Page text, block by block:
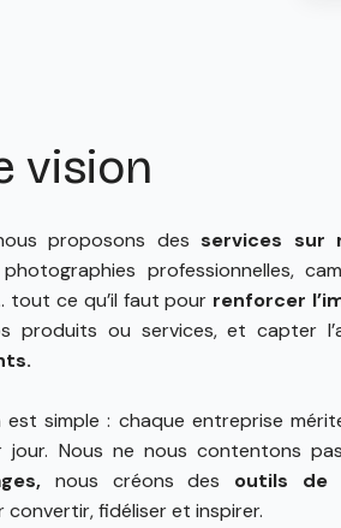
vision
proposons des services sur
photographies professionnelles,
tout ce qu’il faut pour renforcer
produits ou services, et capter
est simple : chaque entreprise
jour. Nous ne nous contentons
nous créons des outils de
convertir, fidéliser et inspirer.